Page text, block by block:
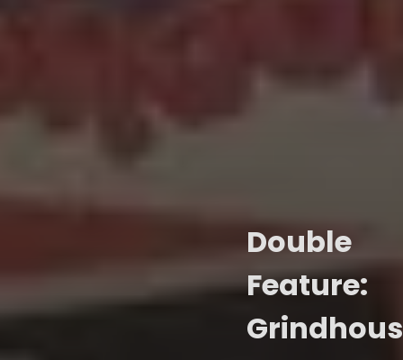
Double
Feature: